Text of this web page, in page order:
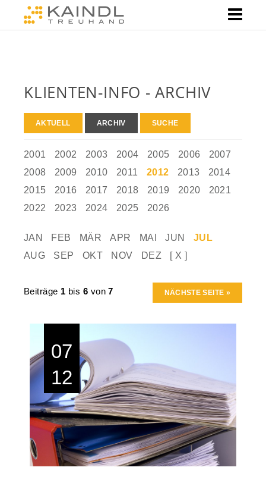
KLIENTEN-INFO - ARCHIV
AKTUELL ARCHIV SUCHE
2001 2002 2003 2004 2005 2006
2007
2008
2009 2010 2011 2012 2013
2014
2015
2016 2017 2018 2019 2020
2021
2022
2023 2024 2025 2026
JAN FEB MÄR APR MAI JUN
JUL
AUG
SEP OKT NOV DEZ [ X ]
Beiträge 1 bis 6 von7 NÄCHSTE SEITE »
07
12